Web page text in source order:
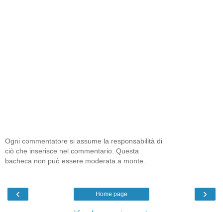
Ogni commentatore si assume la responsabilità di
ciò che inserisce nel commentario. Questa
bacheca non può essere moderata a monte.
‹ ›
Home page